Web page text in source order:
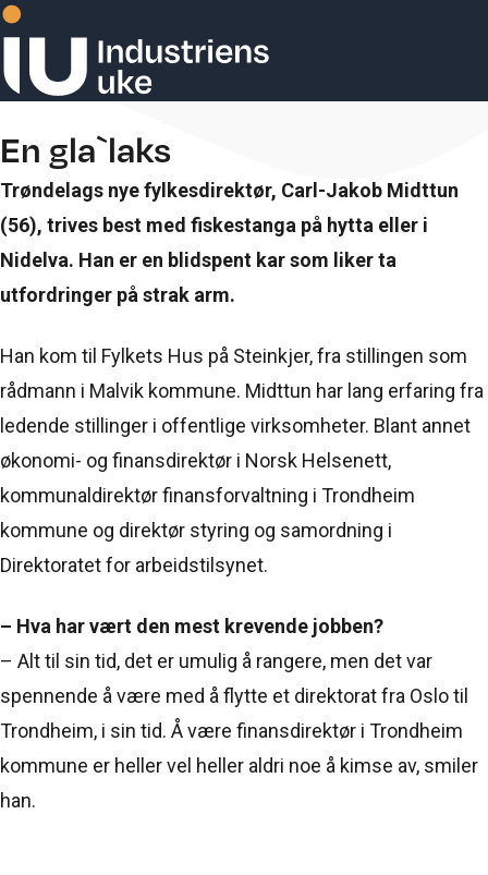
STORFANGST: En 13 kilo stor laks tatt i Nidelva, gjør noe med humøret til
Trøndelags nye fylkesdirektør.
En gla`laks
Trøndelags nye fylkesdirektør, Carl-Jakob Midttun
(56), trives best med fiskestanga på hytta eller i
Nidelva. Han er en blidspent kar som liker ta
utfordringer på strak arm.
Han kom til Fylkets Hus på Steinkjer, fra stillingen som
rådmann i Malvik kommune. Midttun har lang erfaring fra
ledende stillinger i offentlige virksomheter. Blant annet
økonomi- og finansdirektør i Norsk Helsenett,
kommunaldirektør finansforvaltning i Trondheim
kommune og direktør styring og samordning i
Direktoratet for arbeidstilsynet.
– Hva har vært den mest krevende jobben?
– Alt til sin tid, det er umulig å rangere, men det var
spennende å være med å flytte et direktorat fra Oslo til
Trondheim, i sin tid. Å være finansdirektør i Trondheim
kommune er heller vel heller aldri noe å kimse av, smiler
han.